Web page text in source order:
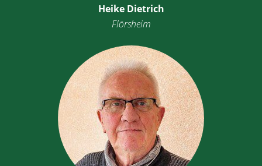
Heike Dietrich
Flörsheim